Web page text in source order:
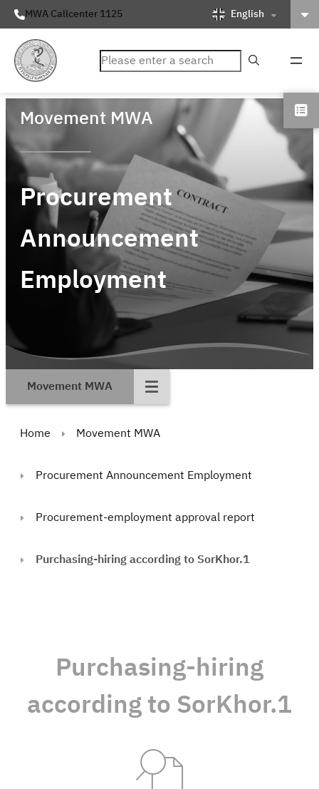
MWA Callcenter 1125 English
ค้นหา
Movement MWA
Procurement
Announcement
Employment
Movement MWA
Home Movement MWA
Procurement Announcement Employment
Procurement-employment approval report
Purchasing-hiring according to SorKhor.1
Purchasing-hiring
according to SorKhor.1